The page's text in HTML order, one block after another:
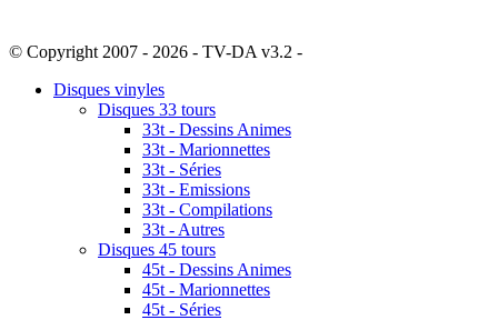
© Copyright 2007 - 2026 - TV-DA v3.2 -
Disques vinyles
Disques 33 tours
33t - Dessins Animes
33t - Marionnettes
33t - Séries
33t - Emissions
33t - Compilations
33t - Autres
Disques 45 tours
45t - Dessins Animes
45t - Marionnettes
45t - Séries